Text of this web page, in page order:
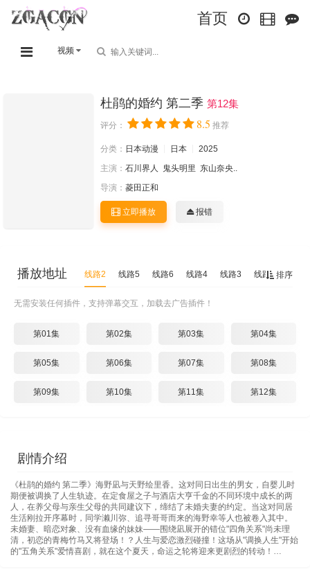
首页
视频
杜鹃的婚约 第二季 第12集
评分： 8.5 推荐
分类： 日本动漫 日本
2025
主演： 石川界人 鬼头明里 东山奈央..
导演： 菱田正和
立即播放 报错
排序
播放地址 线路2 线路5 线路6 线路4 线路3 线路1
无需安装任何插件，支持弹幕交互，加载去广告插件！
第01集 第02集 第03集 第04集
第05集 第06集 第07集 第08集
第09集 第10集 第11集 第12集
剧情介绍
《杜鹃的婚约 第二季》海野凪与天野绘里香。这对同日出生的男女，自婴儿时
期便被调换了人生轨迹。在定食屋之子与酒店大亨千金的不同环境中成长的两
人，在养父母与亲生父母的共同建议下，缔结了未婚夫妻的约定。当这对同居
生活刚拉开序幕时，同学濑川弥、追寻哥哥而来的海野幸等人也被卷入其中。
未婚妻、暗恋对象、没有血缘的妹妹——围绕凪展开的错位"四角关系"尚未理
清，初恋的青梅竹马又将登场！？人生与爱恋激烈碰撞！这场从"调换人生"开始
的"五角关系"爱情喜剧，就在这个夏天，命运之轮将迎来更剧烈的转动！…